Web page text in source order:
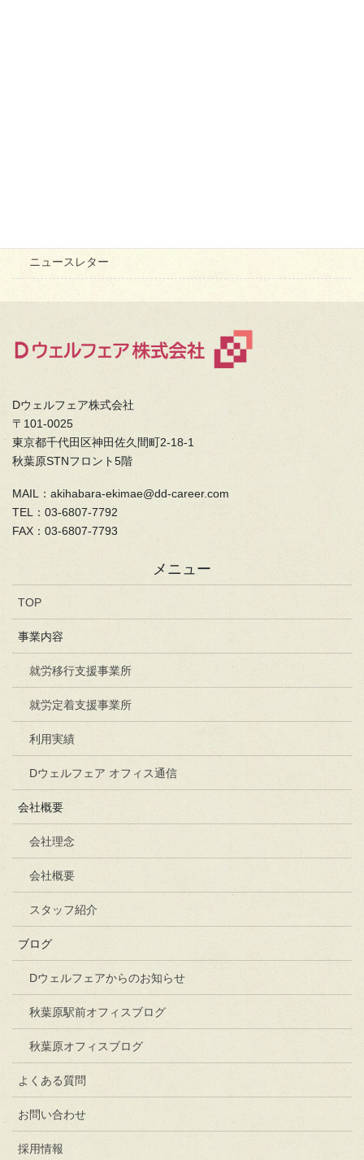
ニュースレター
Dウェルフェア株式会社
〒101-0025
東京都千代田区神田佐久間町2-18-1
秋葉原STNフロント5階
MAIL：akihabara-ekimae@dd-career.com
TEL：03-6807-7792
FAX：03-6807-7793
メニュー
TOP
事業内容
就労移行支援事業所
就労定着支援事業所
利用実績
Dウェルフェア オフィス通信
会社概要
会社理念
会社概要
スタッフ紹介
ブログ
Dウェルフェアからのお知らせ
秋葉原駅前オフィスブログ
秋葉原オフィスブログ
よくある質問
お問い合わせ
採用情報